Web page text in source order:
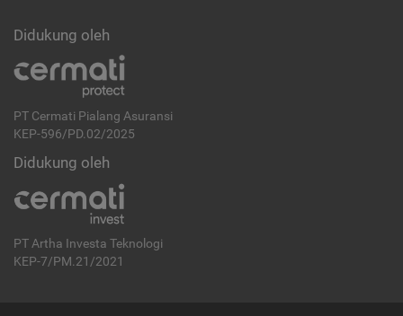
Didukung oleh
PT Cermati Pialang Asuransi
KEP-596/PD.02/2025
Didukung oleh
PT Artha Investa Teknologi
KEP-7/PM.21/2021